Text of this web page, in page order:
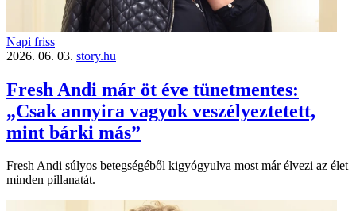
Napi friss
2026. 06. 03. story.hu
Fresh Andi már öt éve tünetmentes:
„Csak annyira vagyok veszélyeztetett,
mint bárki más”
Fresh Andi súlyos betegségéből kigyógyulva most már élvezi az élet
minden pillanatát.